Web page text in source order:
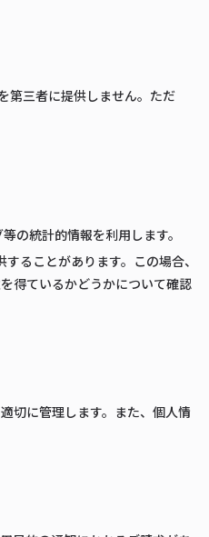
第三者に提供しません。ただ
の統計的情報を利用します。
ることがあります。この場合、
得ているかどうかについて確認
切に管理します。また、個人情